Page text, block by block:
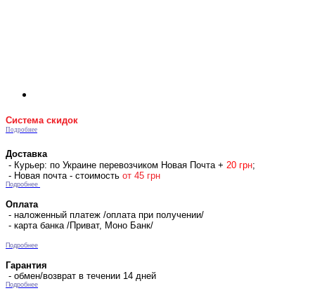
Система скидок
Подробнее
Доставка
- Курьер: по Украине перевозчиком Новая Почта + 20 грн;
- Новая почта - стоимость от 45 грн
Подробнее
Оплата
- наложенный платеж /оплата при получении/
- карта банка /Приват, Моно Банк/
Подробнее
Гарантия
- обмен/возврат в течении 14 дней
Подробнее